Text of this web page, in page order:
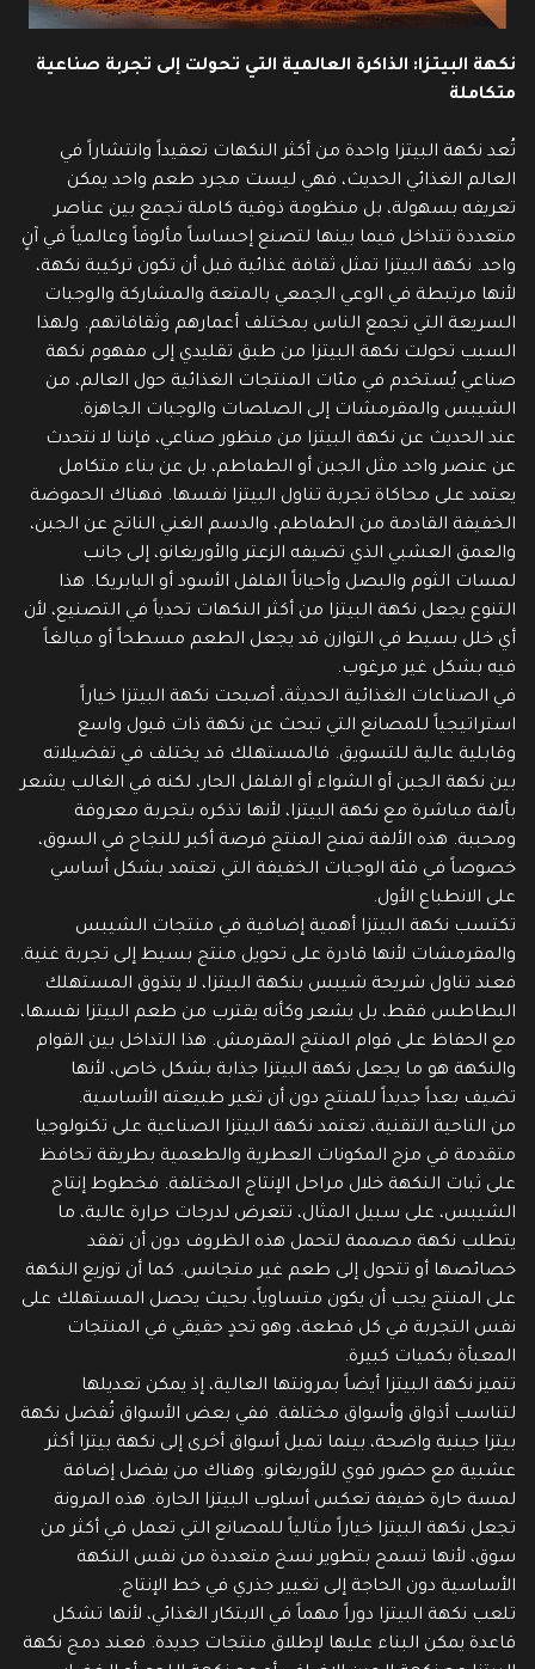
نكهة البيتزا: الذاكرة العالمية التي تحولت إلى تجربة صناعية
متكاملة
تُعد نكهة البيتزا واحدة من أكثر النكهات تعقيداً وانتشاراً في
العالم الغذائي الحديث، فهي ليست مجرد طعم واحد يمكن
تعريفه بسهولة، بل منظومة ذوقية كاملة تجمع بين عناصر
متعددة تتداخل فيما بينها لتصنع إحساساً مألوفاً وعالمياً في آنٍ
واحد. نكهة البيتزا تمثل ثقافة غذائية قبل أن تكون تركيبة نكهة،
لأنها مرتبطة في الوعي الجمعي بالمتعة والمشاركة والوجبات
السريعة التي تجمع الناس بمختلف أعمارهم وثقافاتهم. ولهذا
السبب تحولت نكهة البيتزا من طبق تقليدي إلى مفهوم نكهة
صناعي يُستخدم في مئات المنتجات الغذائية حول العالم، من
الشيبس والمقرمشات إلى الصلصات والوجبات الجاهزة.
عند الحديث عن نكهة البيتزا من منظور صناعي، فإننا لا نتحدث
عن عنصر واحد مثل الجبن أو الطماطم، بل عن بناء متكامل
يعتمد على محاكاة تجربة تناول البيتزا نفسها. فهناك الحموضة
الخفيفة القادمة من الطماطم، والدسم الغني الناتج عن الجبن،
والعمق العشبي الذي تضيفه الزعتر والأوريغانو، إلى جانب
لمسات الثوم والبصل وأحياناً الفلفل الأسود أو البابريكا. هذا
التنوع يجعل نكهة البيتزا من أكثر النكهات تحدياً في التصنيع، لأن
أي خلل بسيط في التوازن قد يجعل الطعم مسطحاً أو مبالغاً
فيه بشكل غير مرغوب.
في الصناعات الغذائية الحديثة، أصبحت نكهة البيتزا خياراً
استراتيجياً للمصانع التي تبحث عن نكهة ذات قبول واسع
وقابلية عالية للتسويق. فالمستهلك قد يختلف في تفضيلاته
بين نكهة الجبن أو الشواء أو الفلفل الحار، لكنه في الغالب يشعر
بألفة مباشرة مع نكهة البيتزا، لأنها تذكره بتجربة معروفة
ومحببة. هذه الألفة تمنح المنتج فرصة أكبر للنجاح في السوق،
خصوصاً في فئة الوجبات الخفيفة التي تعتمد بشكل أساسي
على الانطباع الأول.
تكتسب نكهة البيتزا أهمية إضافية في منتجات الشيبس
والمقرمشات لأنها قادرة على تحويل منتج بسيط إلى تجربة غنية.
فعند تناول شريحة شيبس بنكهة البيتزا، لا يتذوق المستهلك
البطاطس فقط، بل يشعر وكأنه يقترب من طعم البيتزا نفسها،
مع الحفاظ على قوام المنتج المقرمش. هذا التداخل بين القوام
والنكهة هو ما يجعل نكهة البيتزا جذابة بشكل خاص، لأنها
تضيف بعداً جديداً للمنتج دون أن تغير طبيعته الأساسية.
من الناحية التقنية، تعتمد نكهة البيتزا الصناعية على تكنولوجيا
متقدمة في مزج المكونات العطرية والطعمية بطريقة تحافظ
على ثبات النكهة خلال مراحل الإنتاج المختلفة. فخطوط إنتاج
الشيبس، على سبيل المثال، تتعرض لدرجات حرارة عالية، ما
يتطلب نكهة مصممة لتحمل هذه الظروف دون أن تفقد
خصائصها أو تتحول إلى طعم غير متجانس. كما أن توزيع النكهة
على المنتج يجب أن يكون متساوياً، بحيث يحصل المستهلك على
نفس التجربة في كل قطعة، وهو تحدٍ حقيقي في المنتجات
المعبأة بكميات كبيرة.
تتميز نكهة البيتزا أيضاً بمرونتها العالية، إذ يمكن تعديلها
لتناسب أذواق وأسواق مختلفة. ففي بعض الأسواق تُفضل نكهة
بيتزا جبنية واضحة، بينما تميل أسواق أخرى إلى نكهة بيتزا أكثر
عشبية مع حضور قوي للأوريغانو. وهناك من يفضل إضافة
لمسة حارة خفيفة تعكس أسلوب البيتزا الحارة. هذه المرونة
تجعل نكهة البيتزا خياراً مثالياً للمصانع التي تعمل في أكثر من
سوق، لأنها تسمح بتطوير نسخ متعددة من نفس النكهة
الأساسية دون الحاجة إلى تغيير جذري في خط الإنتاج.
تلعب نكهة البيتزا دوراً مهماً في الابتكار الغذائي، لأنها تشكل
قاعدة يمكن البناء عليها لإطلاق منتجات جديدة. فعند دمج نكهة